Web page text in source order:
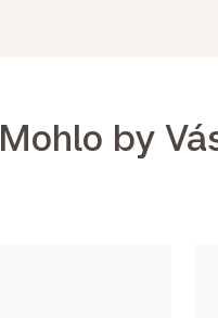
Mohlo by